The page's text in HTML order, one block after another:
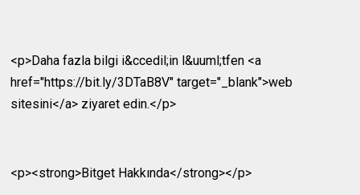
<p>Daha fazla bilgi i&ccedil;in l&uuml;tfen <a
href="https://bit.ly/3DTaB8V" target="_blank">web
sitesini</a> ziyaret edin.</p>
<p><strong>Bitget Hakkında</strong></p>